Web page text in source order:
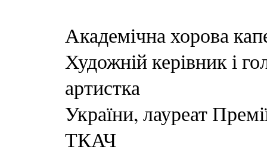
Академічна хорова
Художній керівник і
артистка
України, лауреат
ТКАЧ